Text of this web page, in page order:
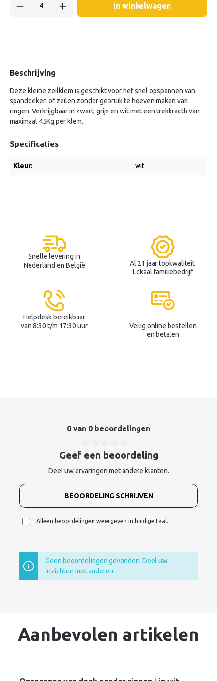
In winkelwagen
Beschrijving
Deze kleine zeilklem is geschikt voor het snel opspannen van
spandoeken of zeilen zonder gebruik te hoeven maken van
ringen. Verkrijgbaar in zwart, grijs en wit met een trekkracth van
maximaal 45Kg per klem.
Specificaties
Kleur: wit
Snelle levering in
Nederland en België
Al 21 jaar topkwaliteit
Lokaal familiebedrijf
Helpdesk bereikbaar
van 8:30 t/m 17:30 uur
Veilig online bestellen
en betalen
0 van 0 beoordelingen
Geef een beoordeling
Deel uw ervaringen met andere klanten.
BEOORDELING SCHRIJVEN
Alleen beoordelingen weergeven in huidige taal.
Geen beoordelingen gevonden. Deel uw
inzichten met anderen.
Aanbevolen artikelen